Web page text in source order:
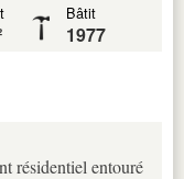
Bâtit
1977
résidentiel entouré